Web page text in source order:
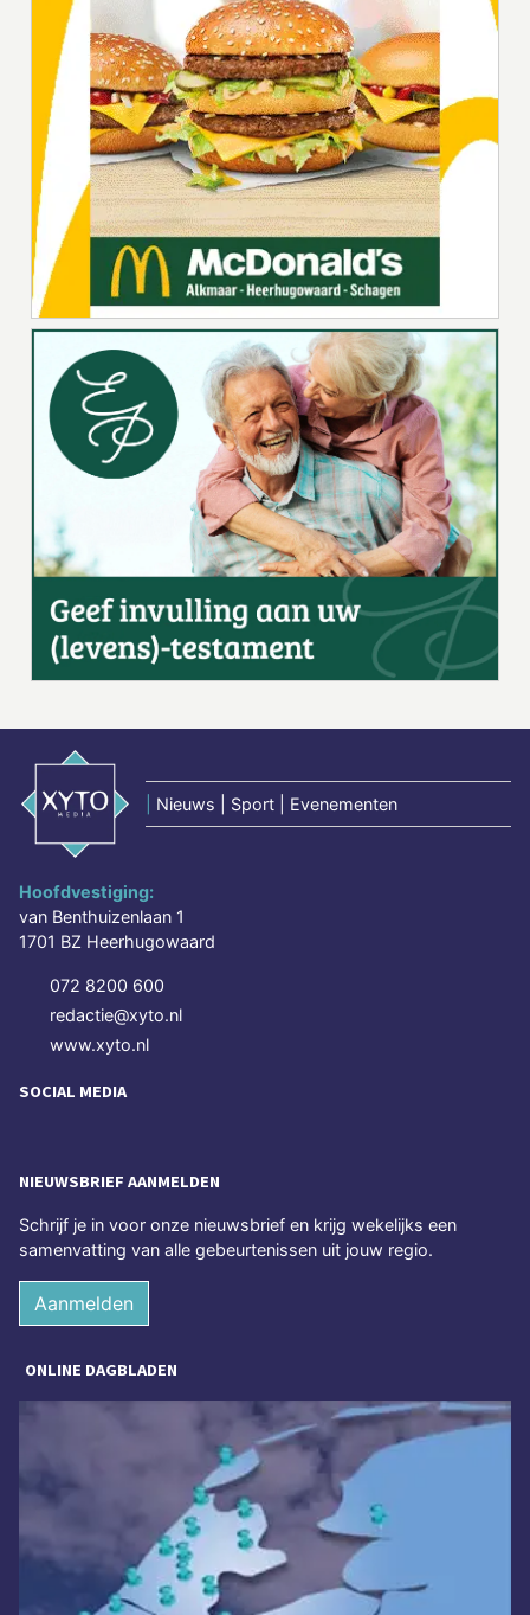
Nieuws | Sport | Evenementen
Hoofdvestiging:
van Benthuizenlaan 1
1701 BZ Heerhugowaard
072 8200 600
redactie@xyto.nl
www.xyto.nl
SOCIAL MEDIA
NIEUWSBRIEF AANMELDEN
Schrijf je in voor onze nieuwsbrief en krijg wekelijks een
samenvatting van alle gebeurtenissen uit jouw regio.
Aanmelden
ONLINE DAGBLADEN